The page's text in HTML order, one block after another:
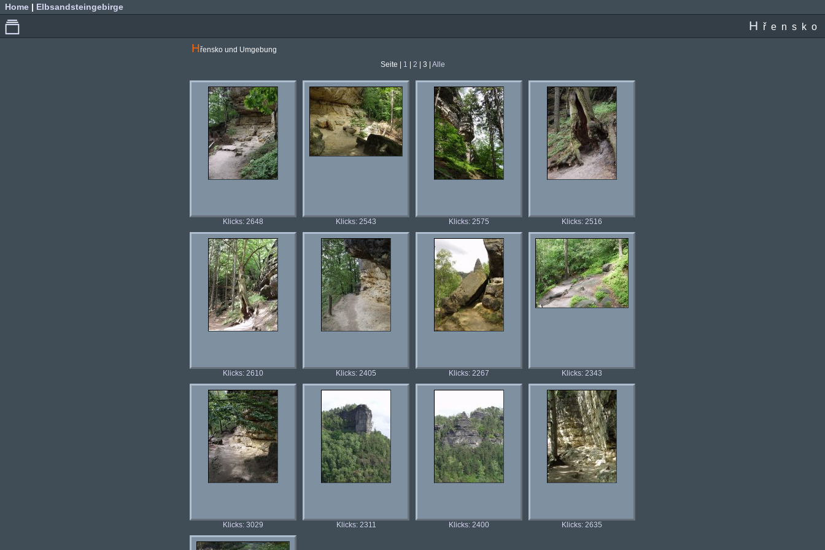
Home Elbsandsteingebirge
H řensko
Hřensko und Umgebung
Seite |
1 2 | 3 | Alle
Klicks: 2648 Klicks: 2543 Klicks: 2575 Klicks: 2516
Klicks: 2610 Klicks: 2405 Klicks: 2267 Klicks: 2343
Klicks: 3029 Klicks: 2311 Klicks: 2400 Klicks: 2635